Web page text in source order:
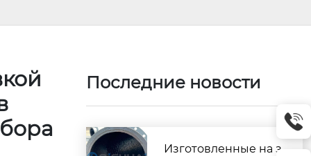
Последние новости
Изготовленные на з